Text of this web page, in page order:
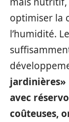
optimiser la
l’humidité.
jardinières»
avec
coûteuses,